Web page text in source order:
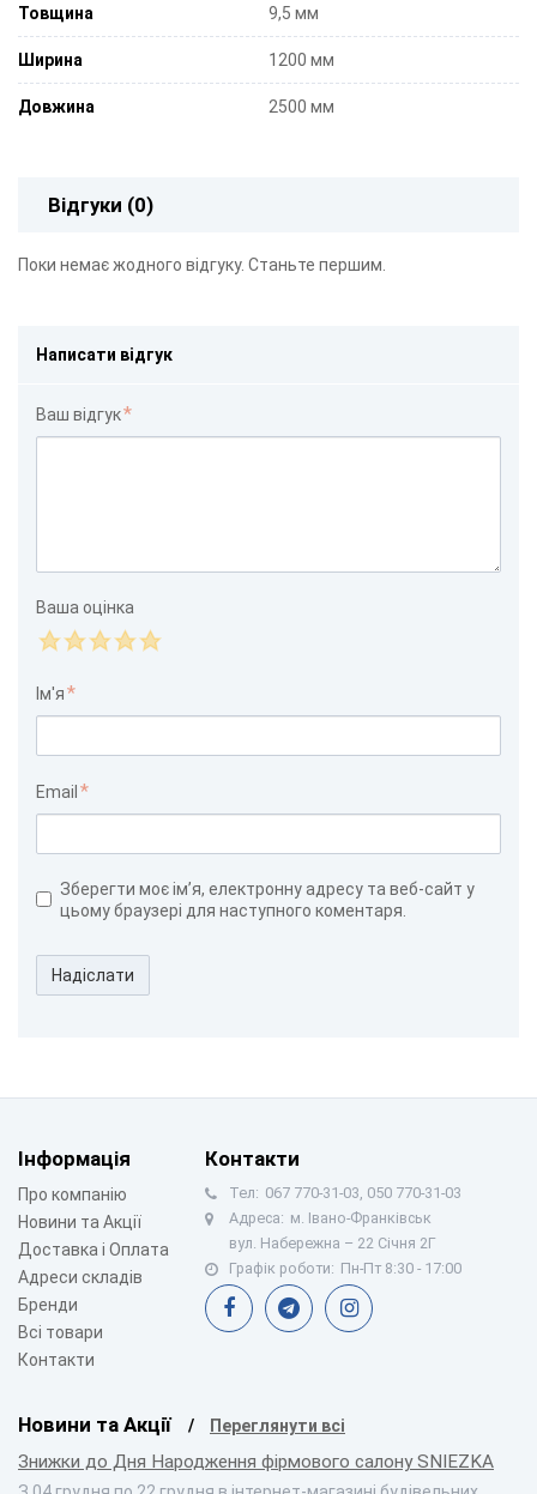
Товщина 9,5 мм
Ширина 1200 мм
Довжина 2500 мм
Відгуки (0)
Поки немає жодного відгуку. Станьте першим.
Написати відгук
Ваш відгук
Ваша оцінка
Ім'я
Email
Зберегти моє ім’я, електронну адресу та веб-сайт у
цьому браузері для наступного коментаря.
Надіслати
Інформація
Про компанію
Новини та Акції
Доставка і Оплата
Адреси складів
Бренди
Всі товари
Контакти
Контакти
Тел: 067 770-31-03, 050 770-31-03
Адреса: м. Івано-Франківськ
вул. Набережна – 22 Січня 2Г
Графік роботи: Пн-Пт 8:30 - 17:00
Новини та Акції Переглянути всі
Знижки до Дня Народження фірмового салону SNIEZKA